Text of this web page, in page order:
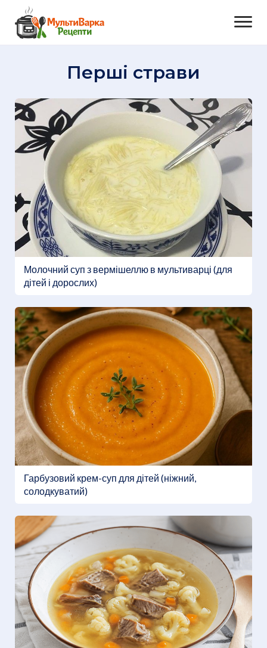
Перші страви
Молочний суп з вермішеллю в мультиварці (для
дітей і дорослих)
Гарбузовий крем-суп для дітей (ніжний,
солодкуватий)